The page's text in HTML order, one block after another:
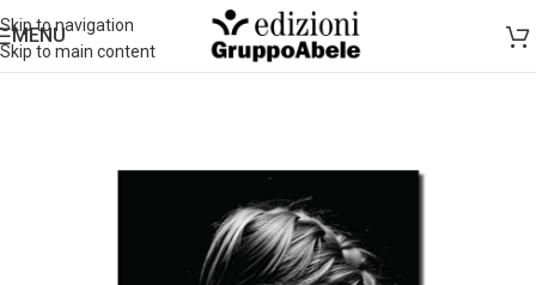
Skip to navigation
Skip to main content
MENU